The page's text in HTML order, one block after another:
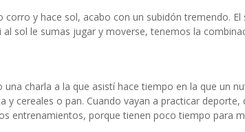
y hace sol, acabo con un subidón tremendo. El
sol le sumas jugar y moverse, tenemos la
una charla a la que asistí hace tiempo en la que un
cereales o pan. Cuando vayan a practicar deporte,
entrenamientos, porque tienen poco tiempo para